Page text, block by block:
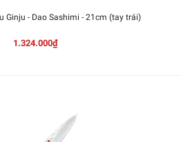
Ginju - Dao Sashimi - 21cm (tay trái)
1.324.000₫